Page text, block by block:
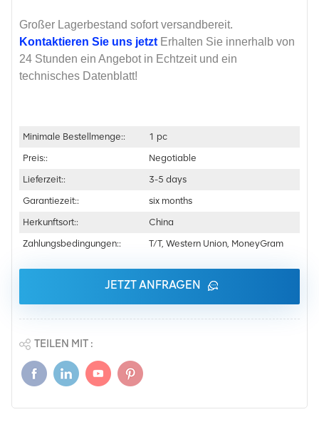
Großer Lagerbestand sofort versandbereit.
Kontaktieren Sie uns jetzt Erhalten Sie innerhalb von
24 Stunden ein Angebot in Echtzeit und ein
technisches Datenblatt!
Minimale Bestellmenge::
1 pc
Preis::
Negotiable
Lieferzeit::
3-5 days
Garantiezeit::
six months
Herkunftsort::
China
Zahlungsbedingungen::
T/T, Western Union, MoneyGram
JETZT ANFRAGEN
TEILEN MIT :